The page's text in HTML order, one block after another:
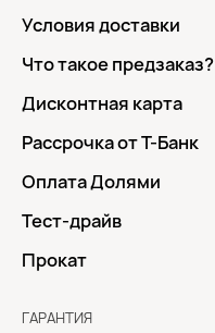
Условия доставки
Что такое предзаказ?
Дисконтная карта
Рассрочка от Т-Банк
Оплата Долями
Тест-драйв
Прокат
ГАРАНТИЯ